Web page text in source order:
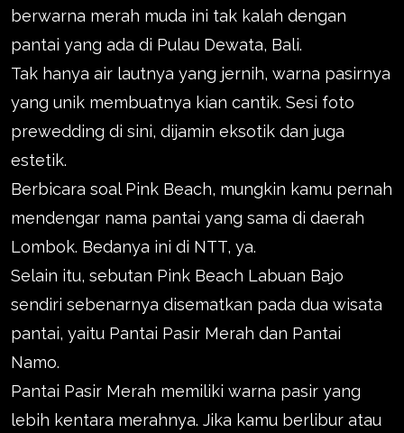
berwarna merah muda ini tak kalah dengan
pantai yang ada di Pulau Dewata, Bali.
Tak hanya air lautnya yang jernih, warna pasirnya
yang unik membuatnya kian cantik. Sesi foto
prewedding di sini, dijamin eksotik dan juga
estetik.
Berbicara soal Pink Beach, mungkin kamu pernah
mendengar nama pantai yang sama di daerah
Lombok. Bedanya ini di NTT, ya.
Selain itu, sebutan Pink Beach Labuan Bajo
sendiri sebenarnya disematkan pada dua wisata
pantai, yaitu Pantai Pasir Merah dan Pantai
Namo.
Pantai Pasir Merah memiliki warna pasir yang
lebih kentara merahnya. Jika kamu berlibur atau